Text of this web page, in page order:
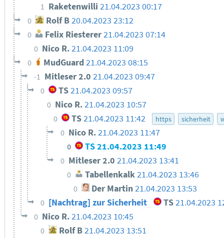
1 Raketenwilli 21.04.2023 00:17
0 Rolf B20.04.2023 23:12
0 Felix Riesterer21.04.2023 07:14
0 Nico R.21.04.2023 11:09
0 MudGuard 21.04.2023 08:15
-1 Mitleser 2.0 21.04.2023 09:47
0 TS21.04.2023 09:57
0 Nico R.21.04.2023 10:57
0 TS21.04.2023 11:42 https sicherheit
0 Nico R.21.04.2023 11:47
0 TS 21.04.2023 11:49
0 Mitleser 2.0 21.04.2023 13:41
0 Tabellenkalk 21.04.2023 13:46
0 Der Martin21.04.2023 13:53
0 [Nachtrag] zur Sicherheit TS 21.04.2023
0 Nico R.21.04.2023 10:45
0 Rolf B 21.04.2023 13:51